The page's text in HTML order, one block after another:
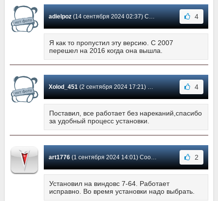
adielpoz(14 сентября 2024 02:37) Сообщение #1360 4
Я как то пропустил эту версию. С 2007
перешел на 2016 когда она вышла.
Xolod_451(2 сентября 2024 17:21) Сообщение #1359 4
Поставил, все работает без нареканий,спасибо
за удобный процесс установки.
art1776(1 сентября 2024 14:01) Сообщение #1358 2
Установил на виндовс 7-64. Работает
исправно. Во время установки надо выбрать.